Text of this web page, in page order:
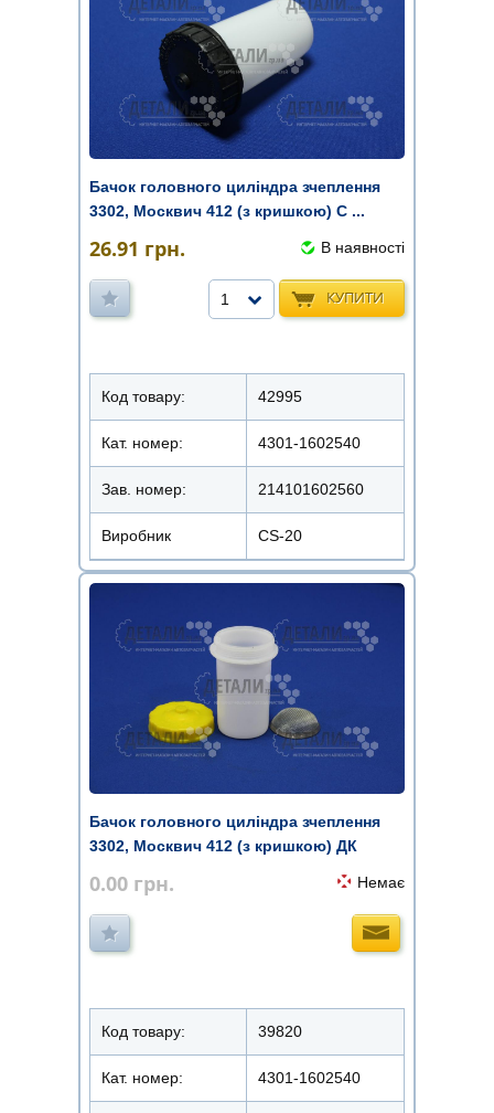
Бачок головного циліндра зчеплення
3302, Москвич 412 (з кришкою) C ...
26.91 грн. В наявності
КУПИТИ
1
Код товару: 42995
Кат. номер: 4301-1602540
Зав. номер: 214101602560
Виробник CS-20
Бачок головного циліндра зчеплення
3302, Москвич 412 (з кришкою) ДК
0.00 грн. Немає
Код товару: 39820
Кат. номер: 4301-1602540